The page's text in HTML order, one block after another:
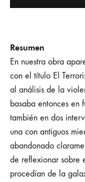
Resumen
En nuestra obra
con el título El
al análisis de la
basaba entonces en
también en dos
una con antiguos
abandonado
de reflexionar sobre
procedían de la